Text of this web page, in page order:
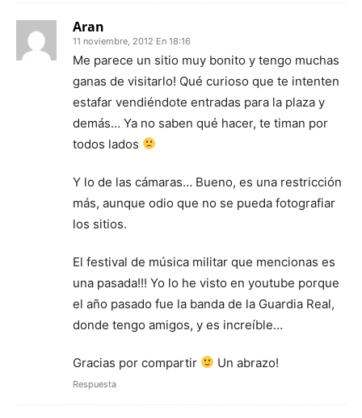
Aran
11 noviembre, 2012 En 18:16
Me parece un sitio muy bonito y tengo muchas
ganas de visitarlo! Qué curioso que te intenten
estafar vendiéndote entradas para la plaza y
demás… Ya no saben qué hacer, te timan por
todos lados
Y lo de las cámaras… Bueno, es una restricción
más, aunque odio que no se pueda fotografiar
los sitios.
El festival de música militar que mencionas es
una pasada!!! Yo lo he visto en youtube porque
el año pasado fue la banda de la Guardia Real,
donde tengo amigos, y es increíble…
Gracias por compartir Un abrazo!
Respuesta